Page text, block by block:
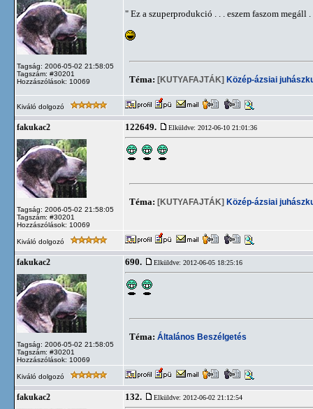
Tagság: 2006-05-02 21:58:05
Tagszám: #30201
Hozzászólások: 10069
" Ez a szuperprodukció . . . eszem faszom megáll
Téma: [KUTYAFAJTÁK] Közép-ázsiai
Kiváló dolgozó
fakukac2
Tagság: 2006-05-02 21:58:05
Tagszám: #30201
Hozzászólások: 10069
122649. Elküldve: 2012-06-10 21:01:36
Téma: [KUTYAFAJTÁK] Közép-ázsiai
Kiváló dolgozó
fakukac2
Tagság: 2006-05-02 21:58:05
Tagszám: #30201
Hozzászólások: 10069
690. Elküldve: 2012-06-05 18:25:16
Téma: Általános Beszélgetés
Kiváló dolgozó
fakukac2 132. Elküldve: 2012-06-02 21:12:54